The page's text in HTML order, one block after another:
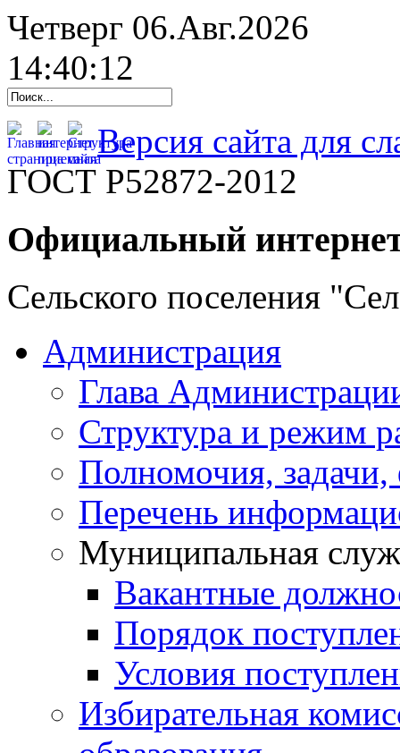
Четверг 06.Авг.2026
14:40:13
Версия сайта для
ГОСТ Р52872-2012
Официальный
Сельского поселения
Администрация
Глава
Структура и режим
Полномочия,
Перечень
Муниципальная
Вакантные
Порядок
Условия
Избирательная